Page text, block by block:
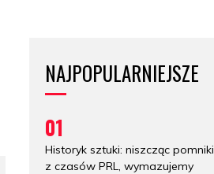
NAJPOPULARNIEJSZE
01
Historyk sztuki: niszcząc pomniki
z czasów PRL, wymazujemy